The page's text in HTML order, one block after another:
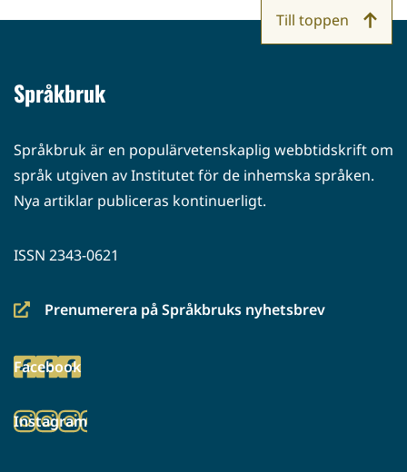
Språkbruk
Språkbruk är en populärvetenskaplig webbtidskrift om
språk utgiven av Institutet för de inhemska språken.
Nya artiklar publiceras kontinuerligt.
ISSN 2343-0621
Prenumerera på Språkbruks nyhetsbrev
(siirryt
palveluun)
Facebook
(siirryt
palveluun)
Instagram
(siirryt
Till toppen